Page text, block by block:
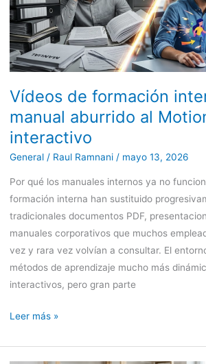
Vídeos de formación
manual aburrido al
interactivo
General/ Raul Ramnani / mayo 13, 2026
Por qué los manuales internos ya no
formación interna han sustituido
tradicionales documentos PDF,
manuales corporativos que muchos
vez y rara vez volvían a consultar. El
métodos de aprendizaje mucho más
interactivos, pero gran parte
del
manual
aburrido
al
Motion
Graphics
Leer más »